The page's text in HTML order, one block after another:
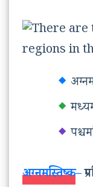
अग्नमस्तिष्क–